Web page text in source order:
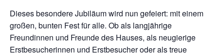
Dieses besondere Jubiläum wird nun gefeiert: mit einem
großen, bunten Fest für alle. Ob als langjährige
Freundinnen und Freunde des Hauses, als neugierige
Erstbesucherinnen und Erstbesucher oder als treue